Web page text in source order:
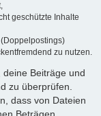
geschützte Inhalte
zu nutzen.
Beiträge und
zu überprüfen.
dass von Dateien